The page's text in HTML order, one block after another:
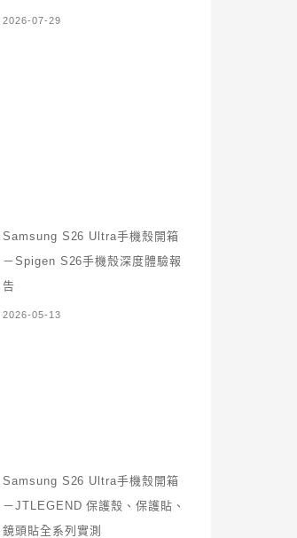
2026-07-29
Samsung S26 Ultra手機殼開箱
－Spigen S26手機殼深度體驗報
告
2026-05-13
Samsung S26 Ultra手機殼開箱
－JTLEGEND 保護殼、保護貼、
鏡頭貼全系列實測